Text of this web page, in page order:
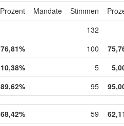
Prozent Mandate Stimmen
132
76,81% 100
10,38% 5
89,62% 95
68,42% 59